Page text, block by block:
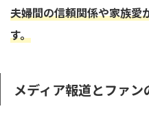
夫婦間の信頼関係や家族愛
す。
メディア報道とファン